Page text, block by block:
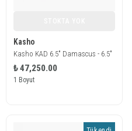
Kasho
Kasho KAD 6.5″ Damascus - 6.5"
₺ 47,250.00
1 Boyut